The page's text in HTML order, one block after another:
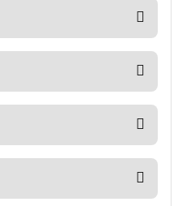
siz yapın!
soru sorulmamış.
ederiz.